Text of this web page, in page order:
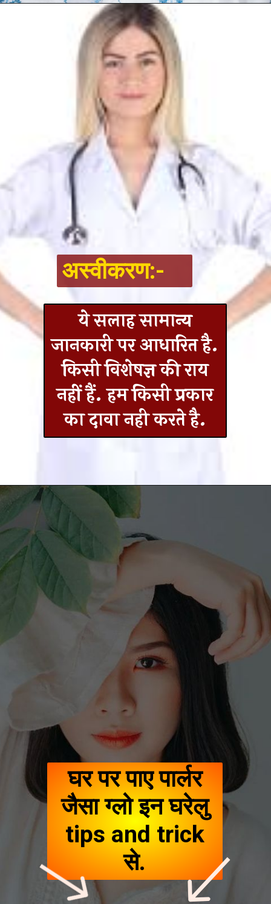
अस्वीकरण:-
ये सलाह सामान्य
जानकारी पर आधारित है.
किसी विशेषज्ञ की राय
नहीं हैं. हम किसी प्रकार
का दावा नही करते है.
घर पर पाए पार्लर
जैसा ग्लो इन घरेलु
tips and trick
से.